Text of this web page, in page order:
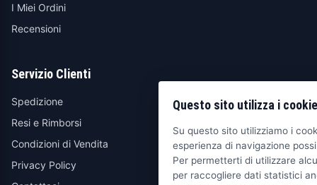
I Miei Ordini
Recensioni
Servizio Clienti
Spedizione
Resi e Rimborsi
Condizioni di Vendita
Privacy Policy
Questo sito utilizza i cookie
Su questo sito utilizziamo i
esperienza di navigazione
Per permetterti di utilizzare
per raccogliere dati statistici